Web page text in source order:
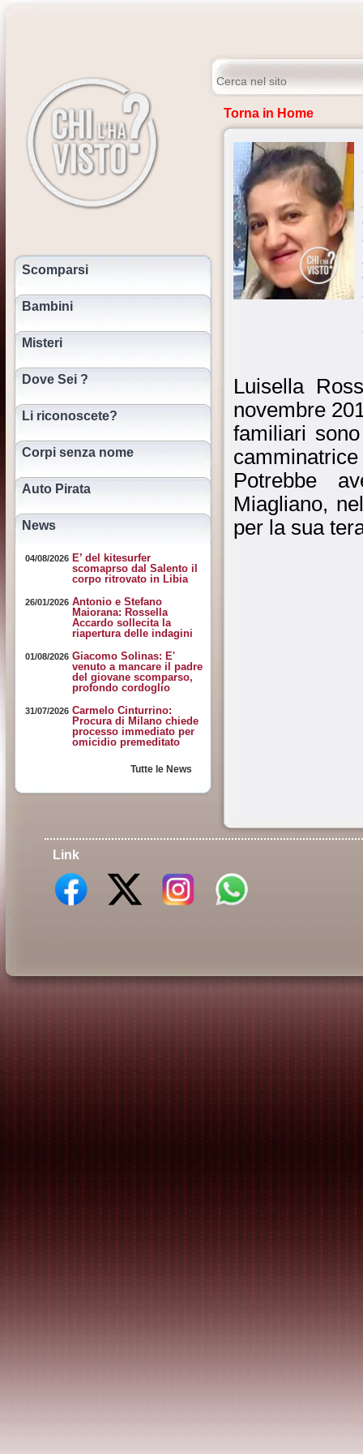
Scomparsi
Bambini
Misteri
Dove Sei ?
Li riconoscete?
Corpi senza nome
Auto Pirata
News
04/08/2026 E’ del kitesurfer
scomaprso dal Salento il
corpo ritrovato in Libia
26/01/2026 Antonio e Stefano
Maiorana: Rossella
Accardo sollecita la
riapertura delle indagini
01/08/2026 Giacomo Solinas: E'
venuto a mancare il padre
del giovane scomparso,
profondo cordoglio
31/07/2026 Carmelo Cinturrino:
Procura di Milano chiede
processo immediato per
omicidio premeditato
Tutte le News
Torna in Home
Luisella
novembre
familiari
Potrebbe
Miagliano,
per la sua
Link